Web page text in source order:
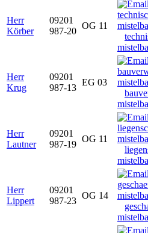
Herr
Körber
09201
987-20
OG 11
Herr
Krug
09201
987-13
EG 03
Herr
Lautner
09201
987-19
OG 11
Herr
Lippert
09201
987-23
OG 14